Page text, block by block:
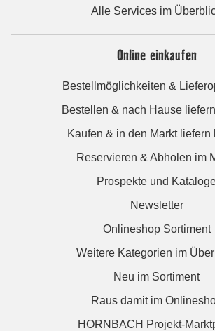
Alle Services im
Online einkaufen
Bestellmöglichkeiten &
Bestellen & nach Hause
Kaufen & in den Markt liefern
Reservieren & Abholen im
Prospekte und
Newsletter
Onlineshop Sortiment
Weitere Kategorien im
Neu im Sortiment
Raus damit im
HORNBACH Projekt-